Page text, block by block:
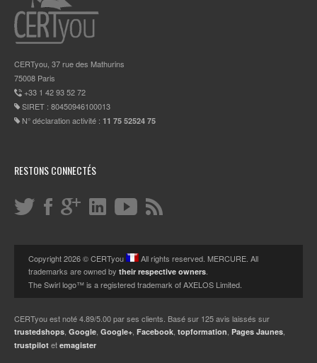
CERTyou, 37 rue des Mathurins
75008 Paris
+33 1 42 93 52 72
SIRET : 80450946100013
N° déclaration activité : 11 75 52524 75
RESTONS CONNECTÉS
Copyright 2026 © CERTyou
All rights reserved. MERCURE. All
trademarks are owned by their respective owners.
The Swirl logo™ is a registered trademark of AXELOS Limited.
CERTyouest noté4.89/5.00par ses clients. Basé sur 125avis laissés sur
trustedshops, Google, Google+, Facebook, topformation, Pages Jaunes,
trustpilot et emagister